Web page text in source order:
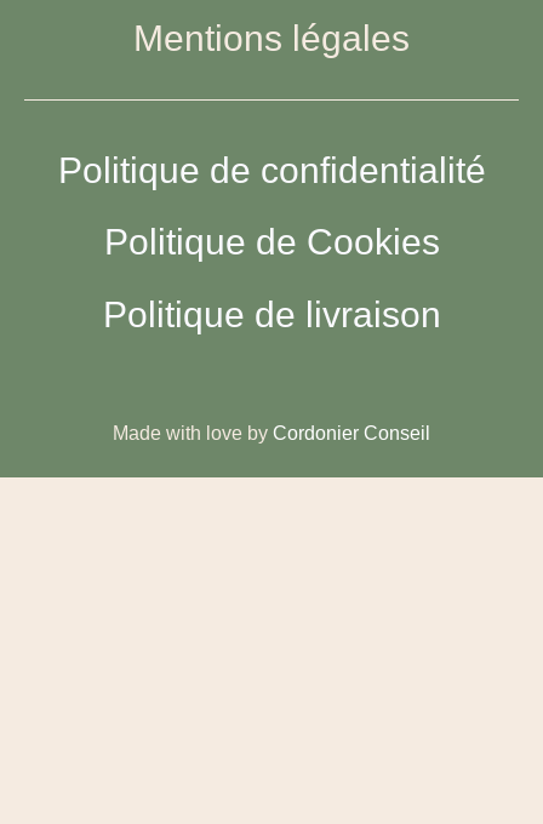
Mentions légales
Politique de confidentialité
Politique de Cookies
Politique de livraison
Made with love by Cordonier Conseil